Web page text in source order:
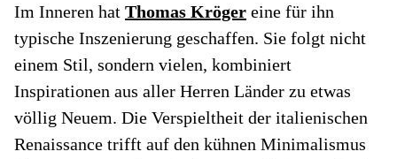
Im Inneren hat Thomas Kröger eine für ihn
typische Inszenierung geschaffen. Sie folgt nicht
einem Stil, sondern vielen, kombiniert
Inspirationen aus aller Herren Länder zu etwas
völlig Neuem. Die Verspieltheit der italienischen
Renaissance trifft auf den kühnen Minimalismus